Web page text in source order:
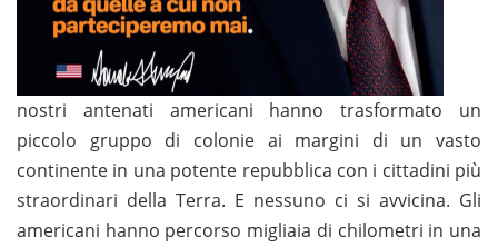
nostri antenati americani hanno trasformato un
piccolo gruppo di colonie ai margini di un vasto
continente in una potente repubblica con i cittadini più
straordinari della Terra. E nessuno ci si avvicina. Gli
americani hanno percorso migliaia di chilometri in una